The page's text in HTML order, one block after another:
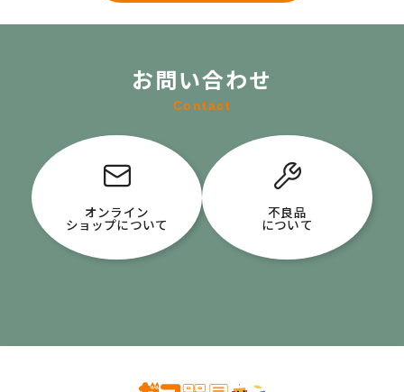
お問い合わせ
Contact
オンライン
ショップについて
不良品
について